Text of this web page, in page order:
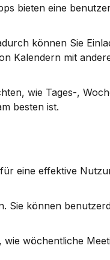
bieten eine
können Sie
Kalendern mit
wie Tages-,
besten ist.
Sie können
wöchentliche